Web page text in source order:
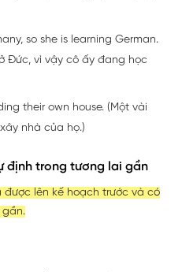
so she is learning German.
Đức, vì vậy cô ấy đang học
their own house. (Một vài
nhà của họ.)
định trong tương lai gần
lên kế hoạch trước và có
gần.